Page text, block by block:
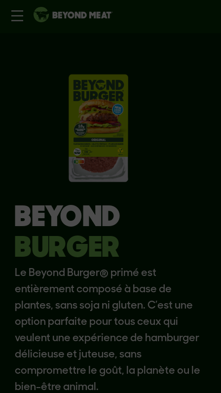
BEYOND
BURGER
Le Beyond Burger® primé est
entièrement composé à base de
plantes, sans soja ni gluten. C’est une
option parfaite pour tous ceux qui
veulent une expérience de hamburger
délicieuse et juteuse, sans
compromettre le goût, la planète ou le
bien-être animal.